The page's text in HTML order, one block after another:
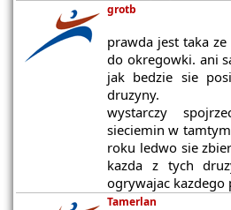
grotb
prawda jest taka
do okregowki. ani
jak bedzie sie
druzyny.
wystarczy
sieciemin w
roku ledwo sie
kazda z tych
ogrywajac kazdego
Tamerlan